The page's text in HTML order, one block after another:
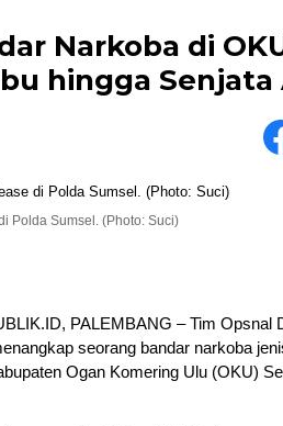
Narkoba di
hingga Senjata
Polda Sumsel. (Photo: Suci)
PALEMBANG – Tim Opsnal
seorang bandar narkoba
Ogan Komering Ulu (OKU)